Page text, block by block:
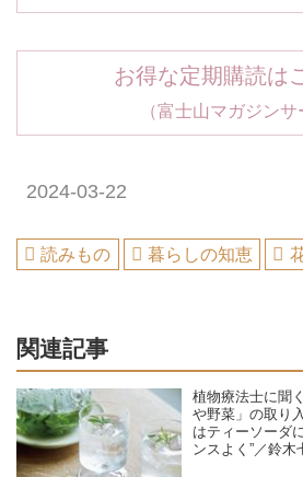
お得な定期購読は
（富士山マガジンサ
2024-03-22
読みもの 暮らしの知恵
関連記事
植物療法士に聞
や野菜」の取り
はティーソーダ
ンスよく”／鈴木